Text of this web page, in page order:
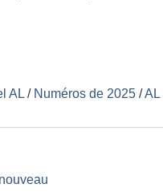
AL / Numéros de 2025 /AL